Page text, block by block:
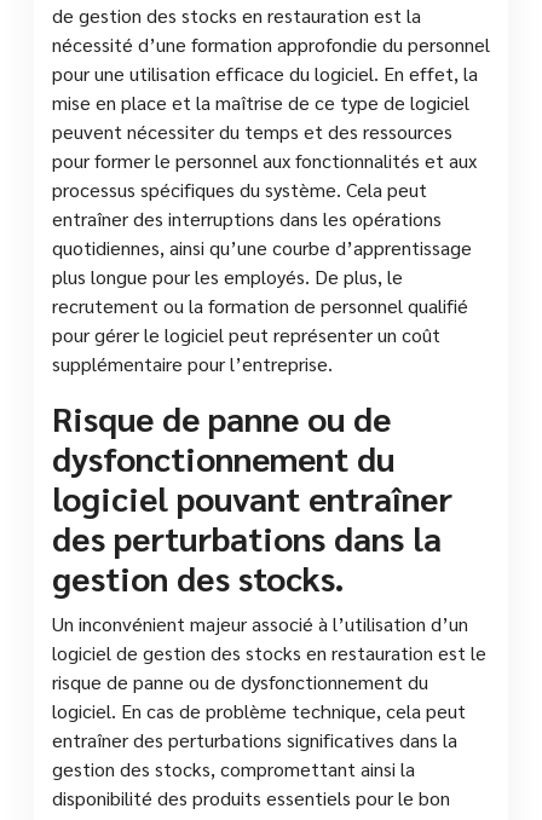
de gestion des stocks en restauration est la
nécessité d’une formation approfondie du personnel
pour une utilisation efficace du logiciel. En effet, la
mise en place et la maîtrise de ce type de logiciel
peuvent nécessiter du temps et des ressources
pour former le personnel aux fonctionnalités et aux
processus spécifiques du système. Cela peut
entraîner des interruptions dans les opérations
quotidiennes, ainsi qu’une courbe d’apprentissage
plus longue pour les employés. De plus, le
recrutement ou la formation de personnel qualifié
pour gérer le logiciel peut représenter un coût
supplémentaire pour l’entreprise.
Risque de panne ou de
dysfonctionnement du
logiciel pouvant entraîner
des perturbations dans la
gestion des stocks.
Un inconvénient majeur associé à l’utilisation d’un
logiciel de gestion des stocks en restauration est le
risque de panne ou de dysfonctionnement du
logiciel. En cas de problème technique, cela peut
entraîner des perturbations significatives dans la
gestion des stocks, compromettant ainsi la
disponibilité des produits essentiels pour le bon